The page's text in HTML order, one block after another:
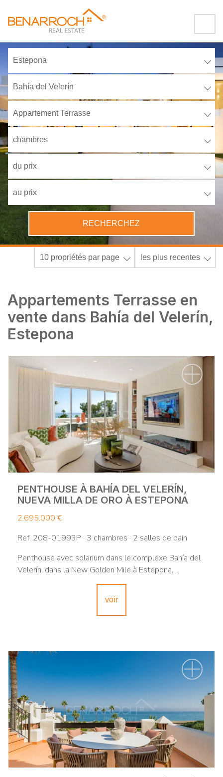
Estepona
Bahía del Velerín
Appartement Terrasse
chambres
du prix
au prix
RECHERCHEZ
10 propriétés par page les plus recentes
Appartements Terrasse en
vente dans Bahía del Velerín,
Estepona
PENTHOUSE À BAHÍA DEL VELERÍN,
NUEVA MILLA DE ORO À ESTEPONA
2.695.000 €
Ref. 208-01993P · 3 chambres · 2 salles de bain
Penthouse avec solarium dans le complexe Bahía del
Velerín, dans la New Golden Mile à Estepona, ...
voir